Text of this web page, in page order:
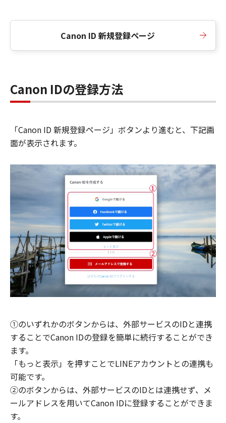
Canon ID 新規登録ページ
Canon IDの登録方法
「Canon ID 新規登録ページ」ボタンより進むと、下記画
面が表示されます。
①のいずれかのボタンからは、外部サービスのIDと連携
することでCanon IDの登録を簡単に続行することができ
ます。
「もっと表示」を押すことでLINEアカウントとの連携も
可能です。
②のボタンからは、外部サービスのIDとは連携せず、メ
ールアドレスを用いてCanon IDに登録することができま
す。